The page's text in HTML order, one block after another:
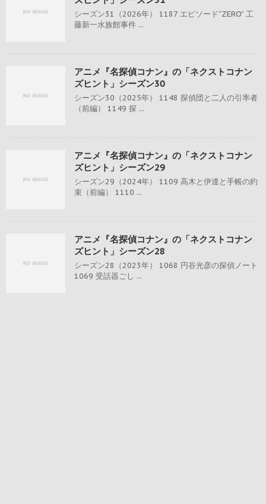
シーズン31（2026年） 1187 エピソード“ZERO” 工
藤新一水族館事件 ...
アニメ『名探偵コナン』の「ネクストコナン
ズヒント」シーズン30
シーズン30（2025年） 1148 探偵団と二人の引率者
（前編） 1149 探 ...
アニメ『名探偵コナン』の「ネクストコナン
ズヒント」シーズン29
シーズン29（2024年） 1109 高木と伊達と手帳の約
束（前編） 1110 ...
アニメ『名探偵コナン』の「ネクストコナン
ズヒント」シーズン28
シーズン28（2023年） 1068 円谷光彦の探偵ノート
1069 受話器ごし ...